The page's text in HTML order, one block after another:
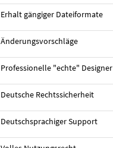
#49 Illustrationen von
Erhalt gängiger Dateiformate
Änderungsvorschläge
Professionelle "echte" Designer
Deutsche Rechtssicherheit
Deutschsprachiger Support